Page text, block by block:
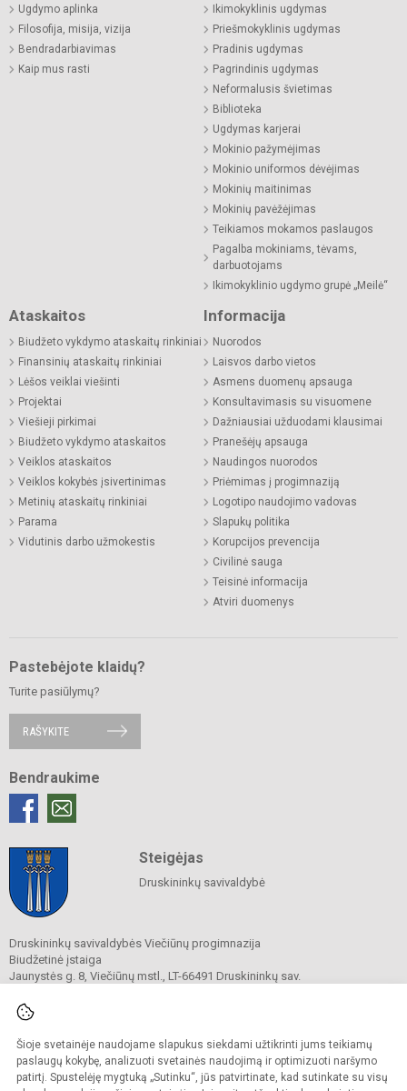
Šioje svetainėje naudojame slapukus siekdami užtikrinti jums teikiamų
paslaugų kokybę, analizuoti svetainės naudojimą ir optimizuoti naršymo
patirtį. Spustelėję mygtuką „Sutinku“, jūs patvirtinate, kad sutinkate su visų
Ugdymo aplinka
Filosofija, misija, vizija
Bendradarbiavimas
Kaip mus rasti
Ikimokyklinis ugdymas
Priešmokyklinis ugdymas
Pradinis ugdymas
Pagrindinis ugdymas
Neformalusis švietimas
Biblioteka
Ugdymas karjerai
Mokinio pažymėjimas
Mokinio uniformos dėvėjimas
Mokinių maitinimas
Mokinių pavėžėjimas
Teikiamos mokamos paslaugos
Pagalba mokiniams, tėvams,
darbuotojams
Ikimokyklinio ugdymo grupė „Meilė“
Ataskaitos
Biudžeto vykdymo ataskaitų rinkiniai
Finansinių ataskaitų rinkiniai
Lėšos veiklai viešinti
Projektai
Viešieji pirkimai
Biudžeto vykdymo ataskaitos
Veiklos ataskaitos
Veiklos kokybės įsivertinimas
Metinių ataskaitų rinkiniai
Parama
Vidutinis darbo užmokestis
Informacija
Nuorodos
Laisvos darbo vietos
Asmens duomenų apsauga
Konsultavimasis su visuomene
Dažniausiai užduodami klausimai
Pranešėjų apsauga
Naudingos nuorodos
Priėmimas į progimnaziją
Logotipo naudojimo vadovas
Slapukų politika
Korupcijos prevencija
Civilinė sauga
Teisinė informacija
Atviri duomenys
Pastebėjote klaidų?
Turite pasiūlymų?
RAŠYKITE
Bendraukime
Steigėjas
Druskininkų savivaldybė
Druskininkų savivaldybės Viečiūnų progimnazija
Biudžetinė įstaiga
Jaunystės g. 8, Viečiūnų mstl., LT-66491 Druskininkų sav.
El. p.
Duomenys kaupiami ir saugomi
Juridinių asmenų registre
Įstaigos kodas 190108418
El. pristatymo dėžutės adresas 190108418